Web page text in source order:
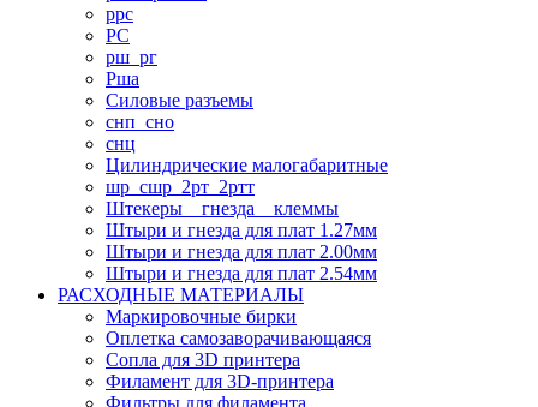
ррс
РС
рш_рг
Рша
Силовые разъемы
снп_сно
снц
Цилиндрические малогабаритные
шр_сшр_2рт_2ртт
Штекеры _ гнезда _ клеммы
Штыри и гнезда для плат 1.27мм
Штыри и гнезда для плат 2.00мм
Штыри и гнезда для плат 2.54мм
РАСХОДНЫЕ МАТЕРИАЛЫ
Маркировочные бирки
Оплетка самозаворачивающаяся
Сопла для 3D принтера
Филамент для 3D-принтера
Фильтры для филамента